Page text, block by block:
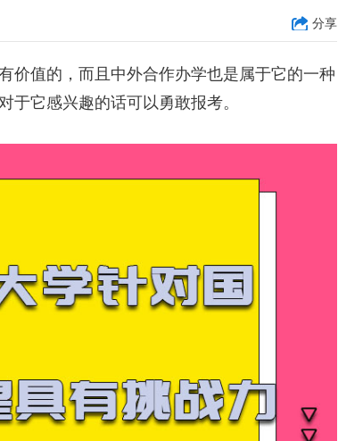
分享
价值的，而且中外合作办学也是属于它的一种
于它感兴趣的话可以勇敢报考。